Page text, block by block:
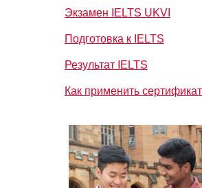
Экзамен IELTS UKVI
Подготовка к IELTS
Результат IELTS
Как применить